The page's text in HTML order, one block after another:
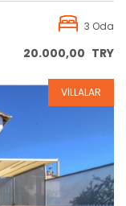
3 Oda
20.000,00 TRY
VİLLALAR